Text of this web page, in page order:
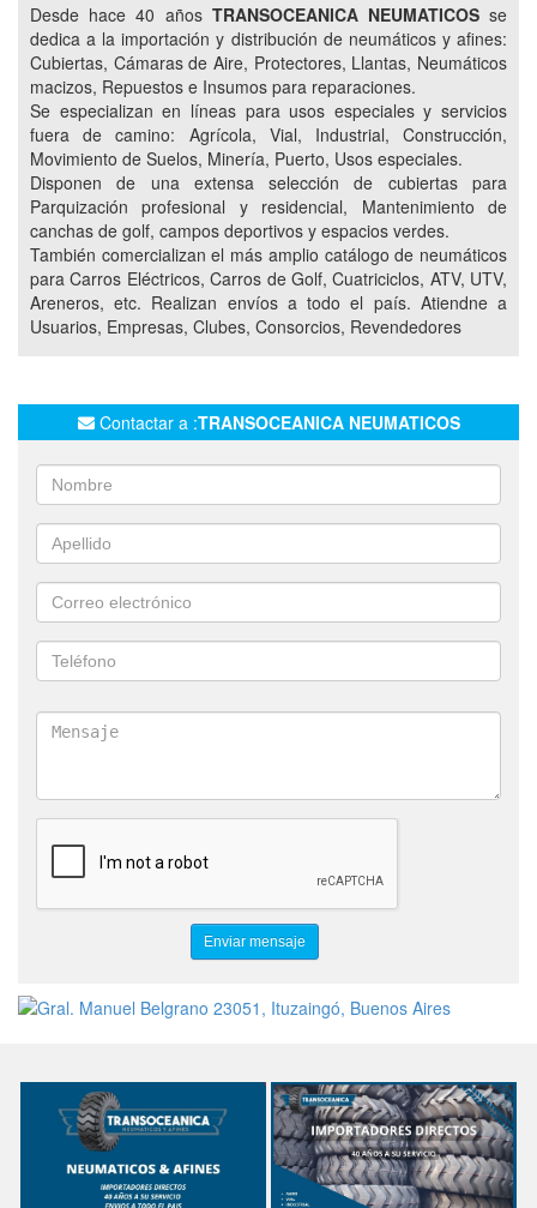
NEUMATICOS PARA UTV NEUMATICOS AGRICOLAS
NEUMATICOS PARA PARQUIZACION NEUMATICOS VIALES
NEUMATICOS PARA GRUAS
NEUMATICOS PARA MINICARGADORAS RUEDAS MACIZAS
REPARACION DE NEUMATICOS CARROS ELECTRICOS
NEUMATICOS PARA PALA CARGADORAS
NEUMATICOS PARA MOTONIVELADORAS
NEUMATICOS PARA MINITRACTORES
NEUMATICOS PARA TRACTORES
NEUMATICOS PARA CARROS
NEUMATICOS PARA AUTOELEVADORES
NEUMATICOS PARA TRACTOELEVADORES CUATRIS
NEUMATICOS EN NEUQUEN
Desde hace 40 años TRANSOCEANICA NEUMATICOSse
dedica a la importación y distribución de neumáticos y afines:
Cubiertas, Cámaras de Aire, Protectores, Llantas, Neumáticos
macizos, Repuestos e Insumos para reparaciones.
Se especializan en líneas para usos especiales y servicios
fuera de camino: Agrícola, Vial, Industrial, Construcción,
Movimiento de Suelos, Minería, Puerto, Usos especiales.
Disponen de una extensa selección de cubiertas para
Parquización profesional y residencial, Mantenimiento de
canchas de golf, campos deportivos y espacios verdes.
También comercializan el más amplio catálogo de neumáticos
para Carros Eléctricos, Carros de Golf, Cuatriciclos, ATV, UTV,
Areneros, etc. Realizan envíos a todo el país. Atiendne a
Usuarios, Empresas, Clubes, Consorcios, Revendedores
Contactar a :TRANSOCEANICA NEUMATICOS